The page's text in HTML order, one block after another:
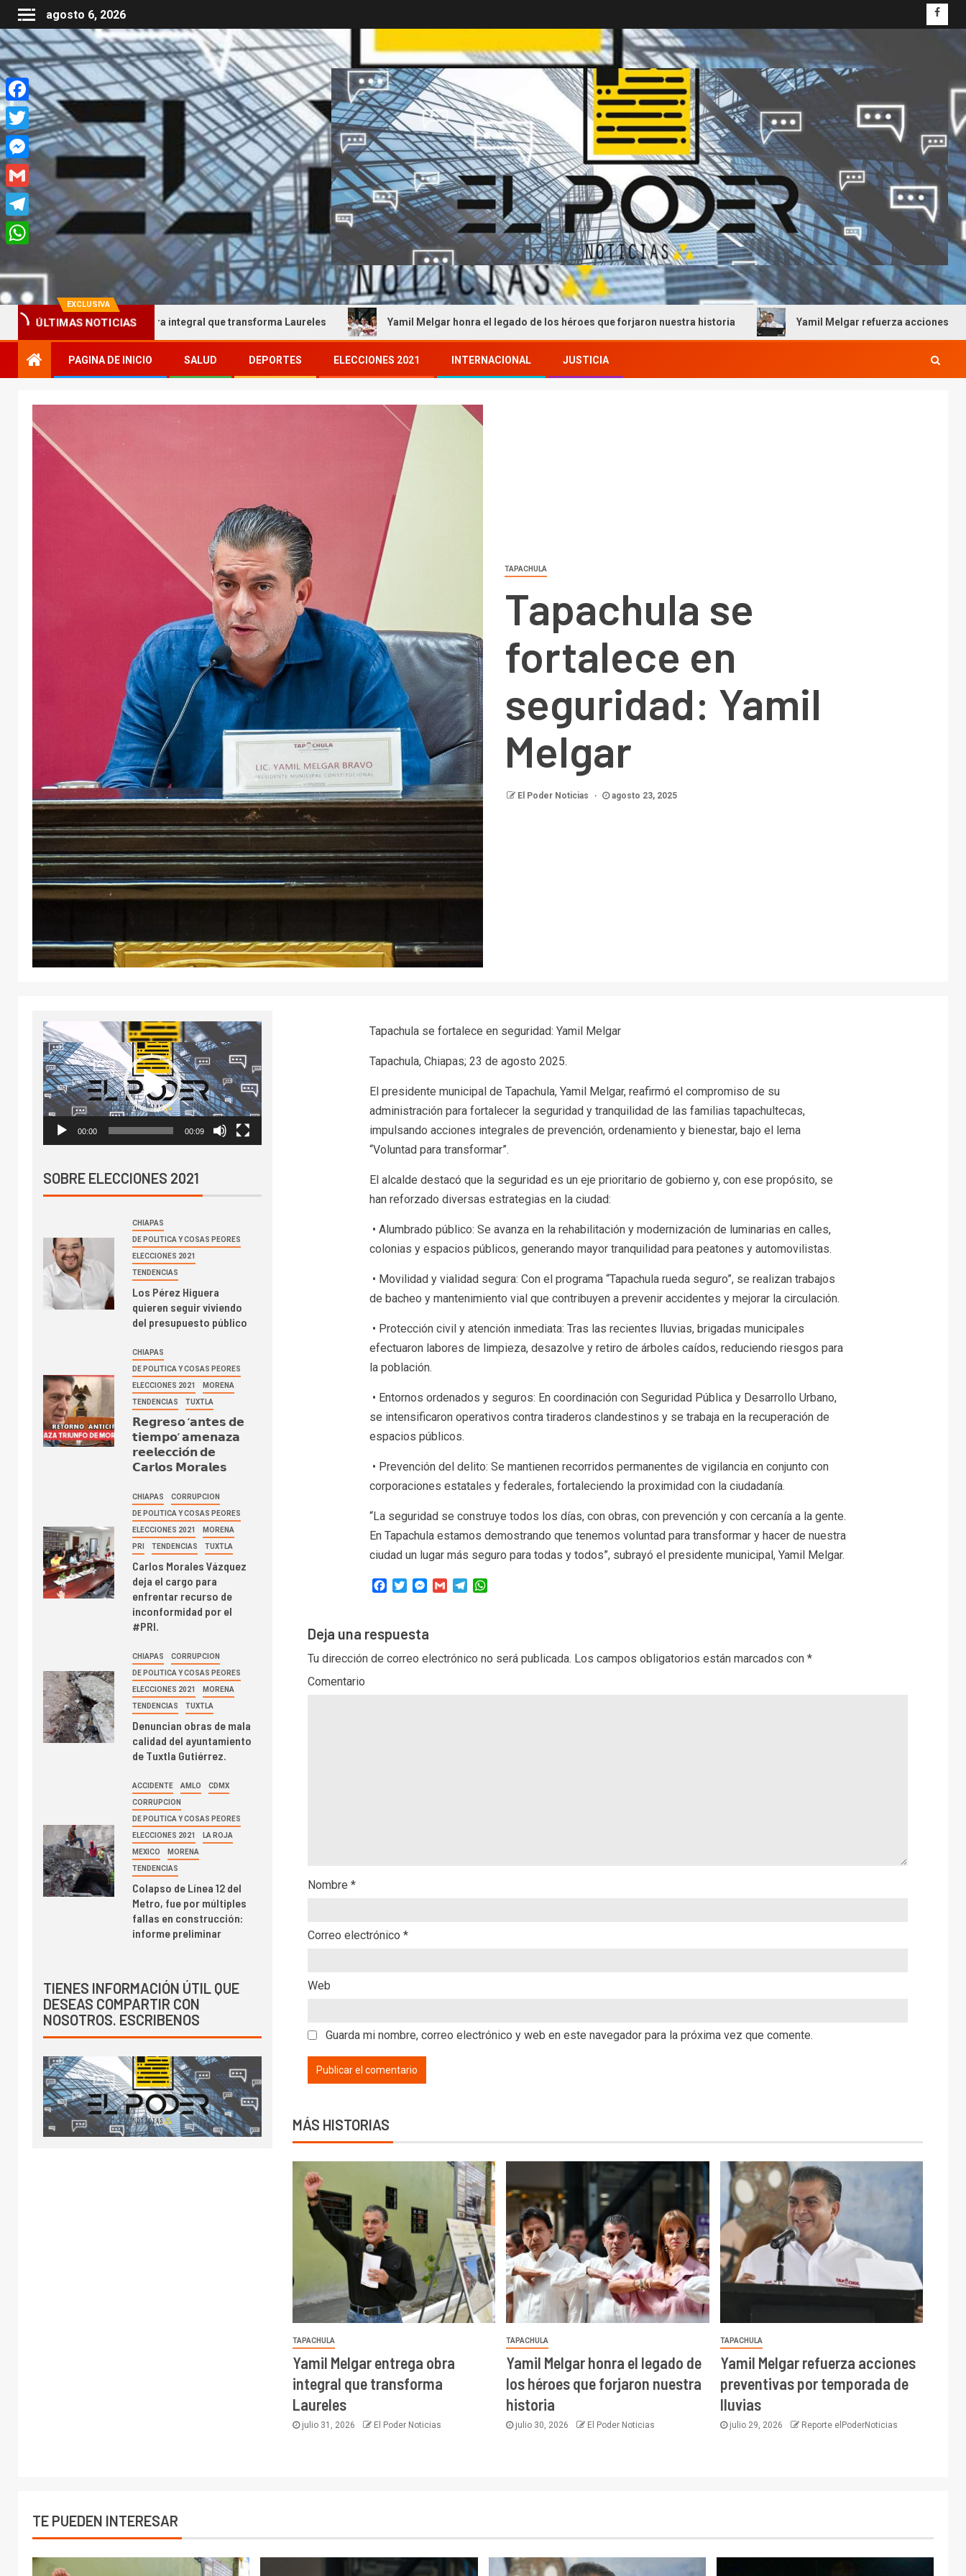
agosto 6, 2026
EXCLUSIVA
ÚLTIMAS NOTICIAS
Melgar entrega obra integral que transforma Laureles Yamil Melgar honra el legado de los héroes que forjaron nuestra historia Yamil Melgar refuerza acciones preventivas por
PAGINA DE INICIO SALUD DEPORTES ELECCIONES 2021 INTERNACIONAL JUSTICIA
TAPACHULA
Tapachula se
fortalece en
seguridad: Yamil
Melgar
El Poder Noticias agosto 23, 2025
Tapachula se fortalece en seguridad: Yamil Melgar
Tapachula, Chiapas; 23 de agosto 2025.
El presidente municipal de Tapachula, Yamil Melgar, reafirmó el compromiso de su
administración para fortalecer la seguridad y tranquilidad de las familias tapachultecas,
impulsando acciones integrales de prevención, ordenamiento y bienestar, bajo el lema
“Voluntad para transformar”.
El alcalde destacó que la seguridad es un eje prioritario de gobierno y, con ese propósito, se
han reforzado diversas estrategias en la ciudad:
• Alumbrado público: Se avanza en la rehabilitación y modernización de luminarias en calles,
colonias y espacios públicos, generando mayor tranquilidad para peatones y automovilistas.
• Movilidad y vialidad segura: Con el programa “Tapachula rueda seguro”, se realizan trabajos
de bacheo y mantenimiento vial que contribuyen a prevenir accidentes y mejorar la circulación.
• Protección civil y atención inmediata: Tras las recientes lluvias, brigadas municipales
efectuaron labores de limpieza, desazolve y retiro de árboles caídos, reduciendo riesgos para
la población.
• Entornos ordenados y seguros: En coordinación con Seguridad Pública y Desarrollo Urbano,
se intensificaron operativos contra tiraderos clandestinos y se trabaja en la recuperación de
espacios públicos.
• Prevención del delito: Se mantienen recorridos permanentes de vigilancia en conjunto con
corporaciones estatales y federales, fortaleciendo la proximidad con la ciudadanía.
“La seguridad se construye todos los días, con obras, con prevención y con cercanía a la gente.
En Tapachula estamos demostrando que tenemos voluntad para transformar y hacer de nuestra
ciudad un lugar más seguro para todas y todos”, subrayó el presidente municipal, Yamil Melgar.
Facebook
TwitterMessenger
Gmail Telegram
Deja una respuesta
Tu dirección de correo electrónico no será publicada. Los campos obligatorios están marcados con *
Comentario
Nombre *
Correo electrónico *
Web
Guarda mi nombre, correo electrónico y web en este navegador para la próxima vez que comente.
MÁS HISTORIAS
TAPACHULA
Yamil Melgar entrega obra
integral que transforma
Laureles
julio 31, 2026 El Poder Noticias
TAPACHULA
Yamil Melgar honra el legado de
los héroes que forjaron nuestra
historia
julio 30, 2026 El Poder Noticias
TAPACHULA
Yamil Melgar refuerza acciones
preventivas por temporada de
lluvias
julio 29, 2026 Reporte elPoderNoticias
Reproductor
de
vídeo
00:00 00:09
SOBRE ELECCIONES 2021
CHIAPAS
DE POLITICA Y COSAS PEORES
ELECCIONES 2021
TENDENCIAS
Los Pérez Higuera
quieren seguir viviendo
del presupuesto público
CHIAPAS
DE POLITICA Y COSAS PEORES
ELECCIONES 2021 MORENA
TENDENCIAS TUXTLA
𝗥𝗲𝗴𝗿𝗲𝘀𝗼 ‘𝗮𝗻𝘁𝗲𝘀 𝗱𝗲
𝘁𝗶𝗲𝗺𝗽𝗼’ 𝗮𝗺𝗲𝗻𝗮𝘇𝗮
𝗿𝗲𝗲𝗹𝗲𝗰𝗰𝗶𝗼́𝗻 𝗱𝗲
𝗖𝗮𝗿𝗹𝗼𝘀 𝗠𝗼𝗿𝗮𝗹𝗲𝘀
CHIAPAS CORRUPCION
DE POLITICA Y COSAS PEORES
ELECCIONES 2021 MORENA
PRI TENDENCIAS TUXTLA
Carlos Morales Vázquez
deja el cargo para
enfrentar recurso de
inconformidad por el
#PRI.
CHIAPAS CORRUPCION
DE POLITICA Y COSAS PEORES
ELECCIONES 2021 MORENA
TENDENCIAS TUXTLA
Denuncian obras de mala
calidad del ayuntamiento
de Tuxtla Gutiérrez.
ACCIDENTE AMLO CDMX
CORRUPCION
DE POLITICA Y COSAS PEORES
ELECCIONES 2021 LA ROJA
MEXICO MORENA
TENDENCIAS
Colapso de Línea 12 del
Metro, fue por múltiples
fallas en construcción:
informe preliminar
TIENES INFORMACIÓN ÚTIL QUE
DESEAS COMPARTIR CON
NOSOTROS. ESCRIBENOS
TE PUEDEN INTERESAR
Facebook
Twitter
Messenger
Gmail
Telegram
WhatsApp